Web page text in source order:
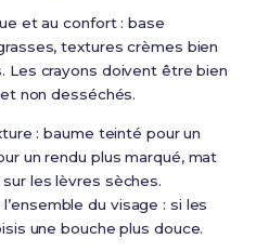
et au confort : base
textures crèmes bien
Les crayons doivent être bien
non desséchés.
: baume teinté pour un
un rendu plus marqué, mat
les lèvres sèches.
du visage : si les
une bouche plus douce.